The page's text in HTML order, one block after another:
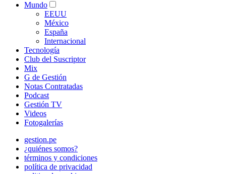
Mundo
EEUU
México
España
Internacional
Tecnología
Club del Suscriptor
Mix
G de Gestión
Notas Contratadas
Podcast
Gestión TV
Videos
Fotogalerías
gestion.pe
¿quiénes somos?
términos y condiciones
política de privacidad